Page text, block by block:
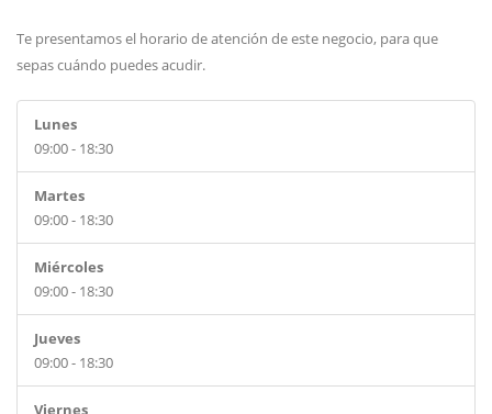
Te presentamos el horario de atención de este negocio, para que
sepas cuándo puedes acudir.
Lunes
09:00 - 18:30
Martes
09:00 - 18:30
Miércoles
09:00 - 18:30
Jueves
09:00 - 18:30
Viernes